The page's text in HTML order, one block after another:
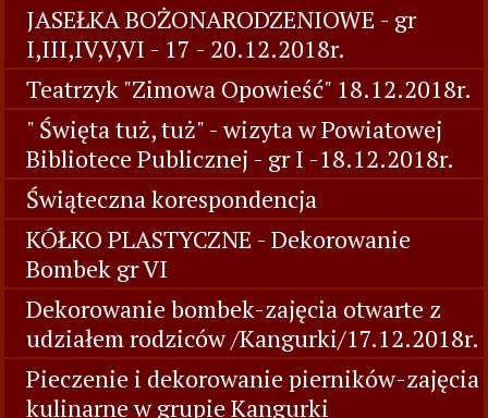
JASEŁKA BOŻONARODZENIOWE - gr
I,III,IV,V,VI - 17 - 20.12.2018r.
Teatrzyk "Zimowa Opowieść" 18.12.2018r.
" Święta tuż, tuż" - wizyta w Powiatowej
Bibliotece Publicznej - gr I -18.12.2018r.
Świąteczna korespondencja
KÓŁKO PLASTYCZNE - Dekorowanie
Bombek gr VI
Dekorowanie bombek-zajęcia otwarte z
udziałem rodziców /Kangurki/17.12.2018r.
Pieczenie i dekorowanie pierników-zajęcia
kulinarne w grupie Kangurki